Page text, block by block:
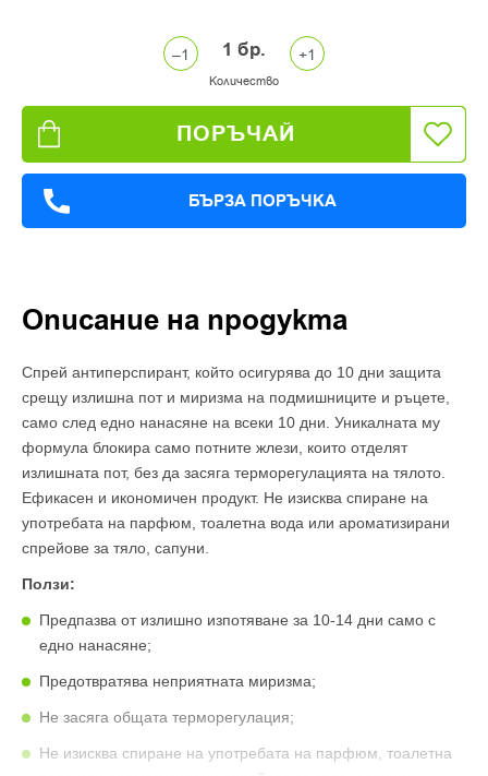
1 бр.
Количество
ПОРЪЧАЙ
БЪРЗА ПОРЪЧКА
Описание на продукта
Спрей антиперспирант, който осигурява до 10 дни защита
срещу излишна пот и миризма на подмишниците и ръцете,
само след едно нанасяне на всеки 10 дни. Уникалната му
формула блокира само потните жлези, които отделят
излишната пот, без да засяга терморегулацията на тялото.
Ефикасен и икономичен продукт. Не изисква спиране на
употребата на парфюм, тоалетна вода или ароматизирани
спрейове за тяло, сапуни.
Ползи:
Предпазва от излишно изпотяване за 10-14 дни само с
едно нанасяне;
Предотвратява неприятната миризма;
Не засяга общата терморегулация;
Не изисква спиране на употребата на парфюм, тоалетна